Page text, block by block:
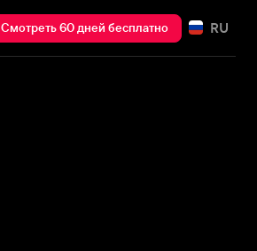
Смотреть 60 дней бесплатно RU